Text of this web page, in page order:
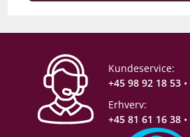
Kundeservice:
+45 98 92 18 53 •
Erhverv:
+45 81 61 16 38 •